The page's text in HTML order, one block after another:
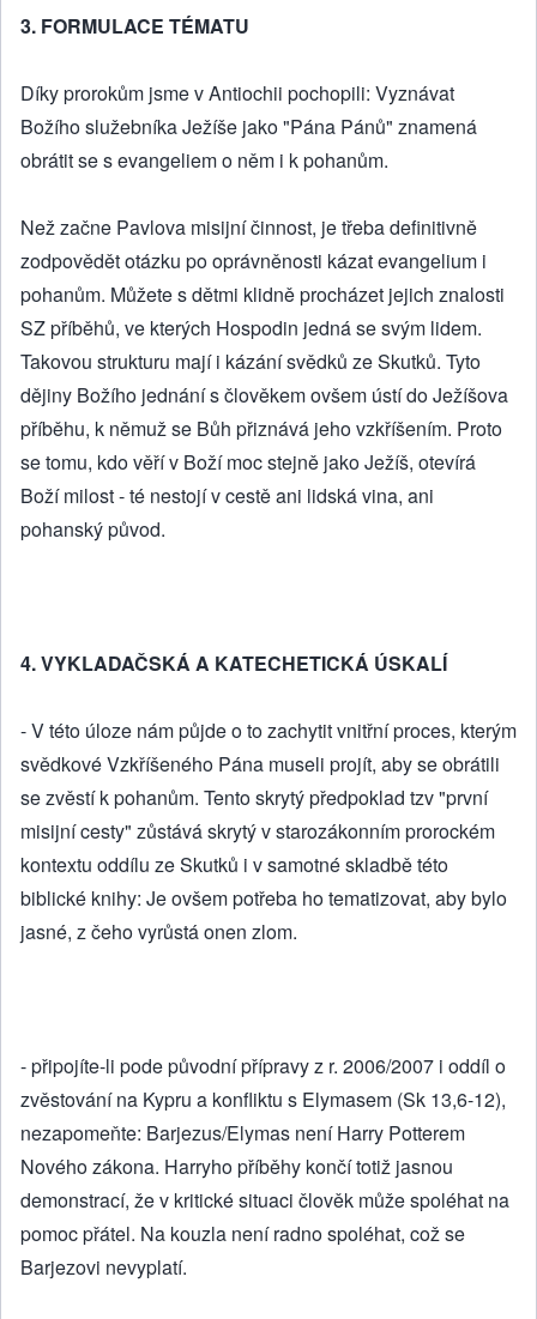
3. FORMULACE TÉMATU
Díky prorokům jsme v Antiochii pochopili: Vyznávat
Božího služebníka Ježíše jako "Pána Pánů" znamená
obrátit se s evangeliem o něm i k pohanům.
Než začne Pavlova misijní činnost, je třeba definitivně
zodpovědět otázku po oprávněnosti kázat evangelium i
pohanům. Můžete s dětmi klidně procházet jejich znalosti
SZ příběhů, ve kterých Hospodin jedná se svým lidem.
Takovou strukturu mají i kázání svědků ze Skutků. Tyto
dějiny Božího jednání s člověkem ovšem ústí do Ježíšova
příběhu, k němuž se Bůh přiznává jeho vzkříšením. Proto
se tomu, kdo věří v Boží moc stejně jako Ježíš, otevírá
Boží milost - té nestojí v cestě ani lidská vina, ani
pohanský původ.
4. VYKLADAČSKÁ A KATECHETICKÁ ÚSKALÍ
- V této úloze nám půjde o to zachytit vnitřní proces, kterým
svědkové Vzkříšeného Pána museli projít, aby se obrátili
se zvěstí k pohanům. Tento skrytý předpoklad tzv "první
misijní cesty" zůstává skrytý v starozákonním prorockém
kontextu oddílu ze Skutků i v samotné skladbě této
biblické knihy: Je ovšem potřeba ho tematizovat, aby bylo
jasné, z čeho vyrůstá onen zlom.
- připojíte-li pode původní přípravy z r. 2006/2007 i oddíl o
zvěstování na Kypru a konfliktu s Elymasem (Sk 13,6-12),
nezapomeňte: Barjezus/Elymas není Harry Potterem
Nového zákona. Harryho příběhy končí totiž jasnou
demonstrací, že v kritické situaci člověk může spoléhat na
pomoc přátel. Na kouzla není radno spoléhat, což se
Barjezovi nevyplatí.